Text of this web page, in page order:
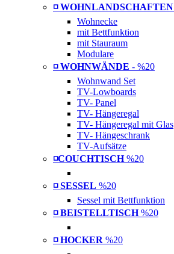
◽ WOHNLANDSCHAFTEN
Wohnecke
mit Bettfunktion
mit Stauraum
Modulare
◽ WOHNWÄNDE - %20
Wohnwand Set
TV-Lowboards
TV- Panel
TV- Hängeregal
TV- Hängeregal mit Glas
TV- Hängeschrank
TV-Aufsätze
◽COUCHTISCH %20
◽ SESSEL %20
Sessel mit Bettfunktion
◽ BEISTELLTISCH %20
◽ HOCKER %20